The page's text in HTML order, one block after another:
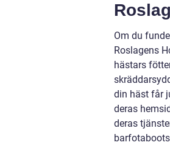
Om du
Roslagens
hästars
din häst får
deras
deras